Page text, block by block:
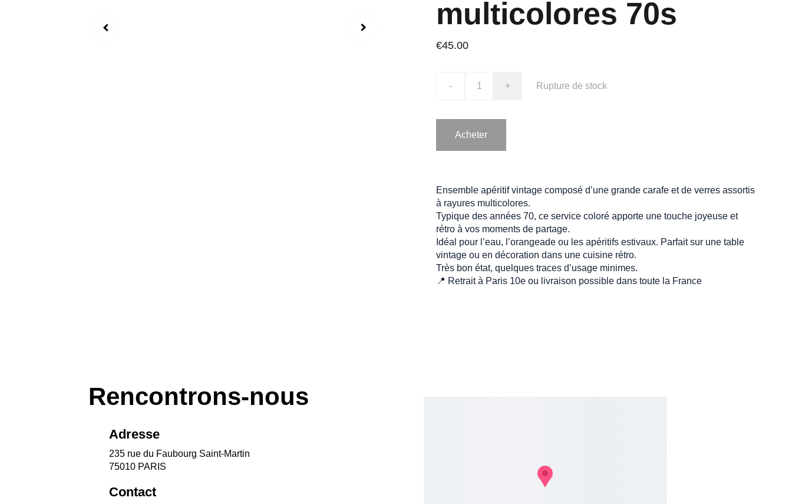
multicolores 70s
€45.00
- + Rupture de stock
Acheter
Ensemble apéritif vintage composé d’une grande carafe et de verres assortis
à rayures multicolores.
Typique des années 70, ce service coloré apporte une touche joyeuse et
rétro à vos moments de partage.
Idéal pour l’eau, l’orangeade ou les apéritifs estivaux. Parfait sur une table
vintage ou en décoration dans une cuisine rétro.
Très bon état, quelques traces d’usage minimes.
📍 Retrait à Paris 10e ou livraison possible dans toute la France
Rencontrons-nous
Adresse
235 rue du Faubourg Saint-Martin
75010 PARIS
Contact